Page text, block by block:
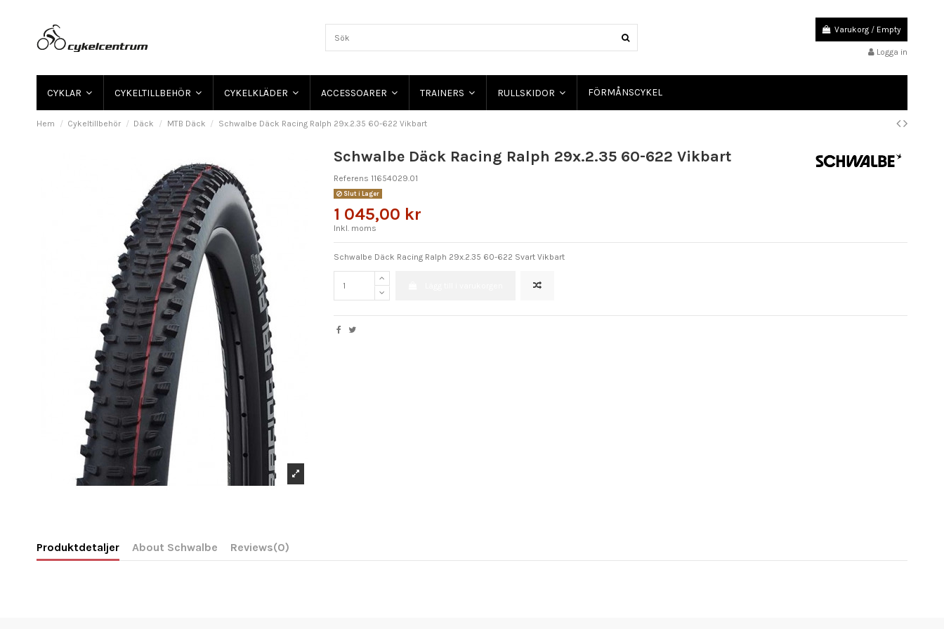
Varukorg / Empty
Logga in
CYKLAR CYKELTILLBEHÖR CYKELKLÄDER ACCESSOARER TRAINERS RULLSKIDOR FÖRMÅNSCYKEL
Hem Cykeltillbehör Däck MTB Däck Schwalbe Däck Racing Ralph 29x.2.35 60-622 Vikbart
Schwalbe Däck Racing Ralph 29x.2.35 60-622 Vikbart
Referens 11654029.01
Slut i Lager
1 045,00 kr
Inkl. moms
Schwalbe Däck Racing Ralph 29x.2.35 60-622 Svart Vikbart
Produktdetaljer About Schwalbe Reviews(0)